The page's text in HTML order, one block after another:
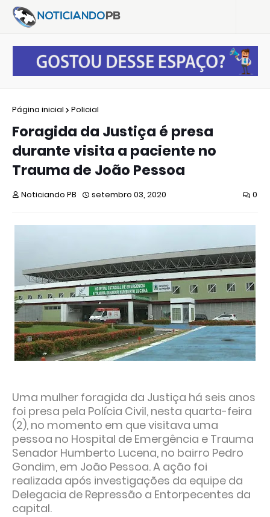
Página inicial Policial
Foragida da Justiça é presa
durante visita a paciente no
Trauma de João Pessoa
Noticiando PB setembro 03, 2020 0
Uma mulher foragida da Justiça há seis anos
foi presa pela Polícia Civil, nesta quarta-feira
(2), no momento em que visitava uma
pessoa no Hospital de Emergência e Trauma
Senador Humberto Lucena, no bairro Pedro
Gondim, em João Pessoa. A ação foi
realizada após investigações da equipe da
Delegacia de Repressão a Entorpecentes da
capital.